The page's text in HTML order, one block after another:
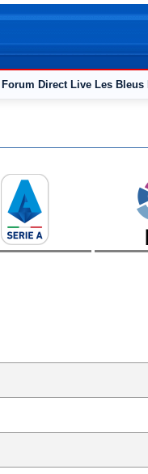
Forum Direct Live Les Bleus